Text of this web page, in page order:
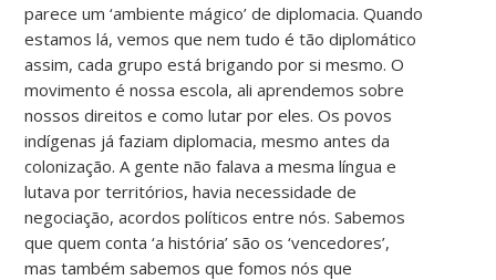
parece um ‘ambiente mágico’ de diplomacia. Quando
estamos lá, vemos que nem tudo é tão diplomático
assim, cada grupo está brigando por si mesmo. O
movimento é nossa escola, ali aprendemos sobre
nossos direitos e como lutar por eles. Os povos
indígenas já faziam diplomacia, mesmo antes da
colonização. A gente não falava a mesma língua e
lutava por territórios, havia necessidade de
negociação, acordos políticos entre nós. Sabemos
que quem conta ‘a história’ são os ‘vencedores’,
mas também sabemos que fomos nós que